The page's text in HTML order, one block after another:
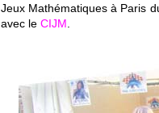
Jeux Mathématiques à Paris
avec le CIJM